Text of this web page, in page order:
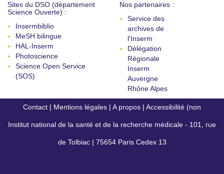
Sites du DSO (département
Science Ouverte) :
Insermbiblio
MeSH bilingue
HAL-Inserm
Photoscience
Science Open Service
(SOS)
Nos partenaires :
Service des
archives de
l'Inserm
Délégation
Régionale
Inserm
Auvergne
Rhône Alpes
Contact | Mentions légales | A propos | Accessibilité (non
conforme)
Institut national de la santé et de la recherche médicale - 101, rue
de Tolbiac | 75654 Paris Cedex 13